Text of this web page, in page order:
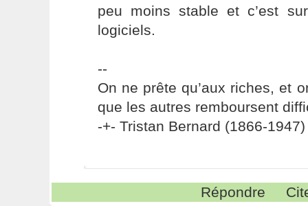
peu moins stable et c’est
logiciels.
--
On ne prête qu’aux riches, et
que les autres remboursent
-+- Tristan Bernard (1866-1947)
Répondre